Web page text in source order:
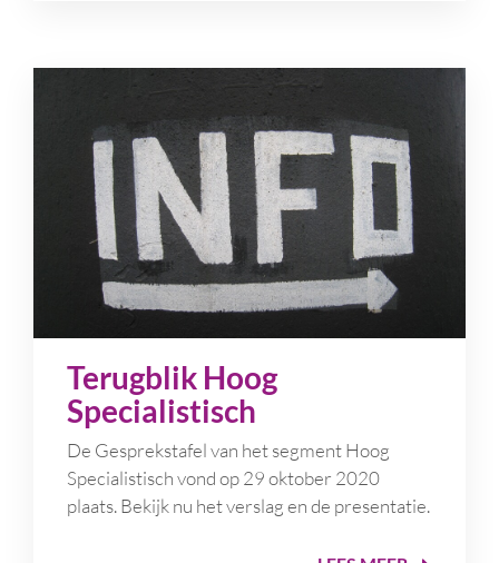
Terugblik Hoog
Specialistisch
De Gesprekstafel van het segment Hoog
Specialistisch vond op 29 oktober 2020
plaats. Bekijk nu het verslag en de presentatie.